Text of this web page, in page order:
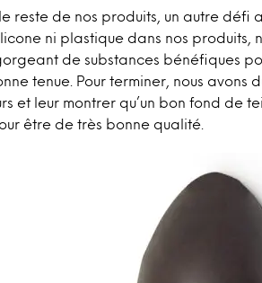
reste de nos produits, un autre défi
ni plastique dans nos produits,
de substances bénéfiques
tenue. Pour terminer, nous avons
et leur montrer qu’un bon fond de
être de très bonne qualité.